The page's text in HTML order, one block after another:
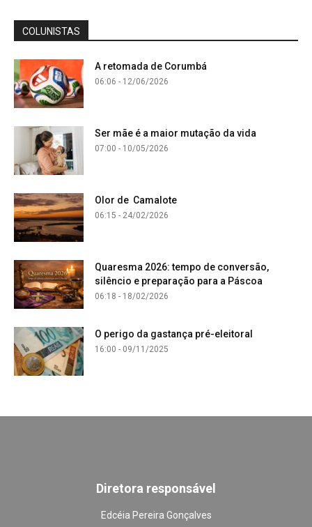
COLUNISTAS
A retomada de Corumbá
06:06 - 12/06/2026
Ser mãe é a maior mutação da vida
07:00 - 10/05/2026
Olor de Camalote
06:15 - 24/02/2026
Quaresma 2026: tempo de conversão,
silêncio e preparação para a Páscoa
06:18 - 18/02/2026
O perigo da gastança pré-eleitoral
16:00 - 09/11/2025
Diretora responsável
Edcéia Pereira Gonçalves